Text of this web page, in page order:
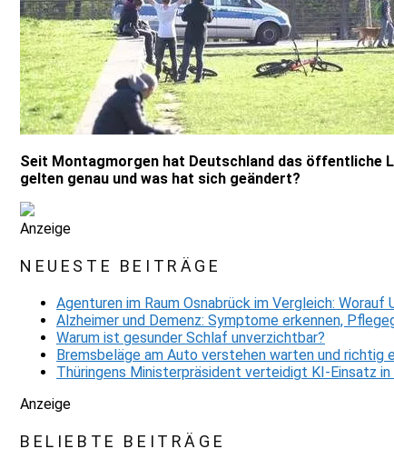
Seit Montagmorgen hat Deutschland das öffentliche
gelten genau und was hat sich geändert?
Anzeige
NEUESTE BEITRÄGE
Agenturen im Raum Osnabrück im Vergleich:
Alzheimer und Demenz: Symptome erkennen,
Warum ist gesunder Schlaf unverzichtbar?
Bremsbeläge am Auto verstehen warten und richtig
Thüringens Ministerpräsident verteidigt KI-Einsatz
Anzeige
BELIEBTE BEITRÄGE